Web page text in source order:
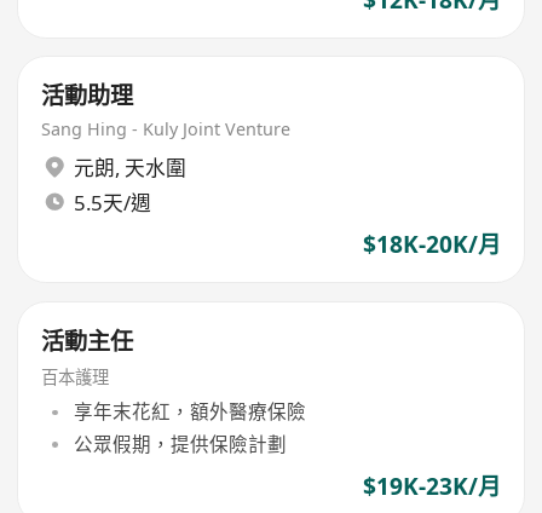
活動助理
Sang Hing - Kuly Joint Venture
元朗, 天水圍
5.5天/週
$18K-20K/月
活動主任
百本護理
享年末花紅，額外醫療保險
公眾假期，提供保險計劃
$19K-23K/月